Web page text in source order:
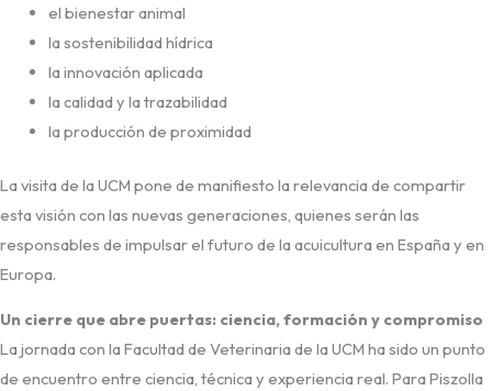
el bienestar animal
la sostenibilidad hídrica
la innovación aplicada
la calidad y la trazabilidad
la producción de proximidad
La visita de la UCM pone de manifiesto la relevancia de compartir
esta visión con las nuevas generaciones, quienes serán las
responsables de impulsar el futuro de la acuicultura en España y en
Europa.
Un cierre que abre puertas: ciencia, formación y compromiso
La jornada con la Facultad de Veterinaria de la UCM ha sido un punto
de encuentro entre ciencia, técnica y experiencia real. Para Piszolla